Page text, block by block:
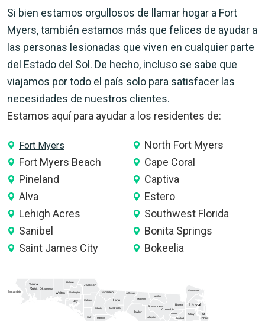
Si bien estamos orgullosos de llamar hogar a Fort
Myers, también estamos más que felices de ayudar a
las personas lesionadas que viven en cualquier parte
del Estado del Sol. De hecho, incluso se sabe que
viajamos por todo el país solo para satisfacer las
necesidades de nuestros clientes.
Estamos aquí para ayudar a los residentes de:
Fort Myers
North Fort Myers
Fort Myers Beach
Cape Coral
Pineland
Captiva
Alva
Estero
Lehigh Acres
Southwest Florida
Sanibel
Bonita Springs
Saint James City
Bokeelia
Baker
Bay
Bradford
Calhoun
Clay
Columbia
Duval
Escambia
Franklin
Gadsden
Gulf
Hamilton
Holmes
Jackson
Jefferson
Lafayette
Leon
Liberty
Madison
Nassau
Okaloosa
St.
Johns
Santa
Rosa
Suwannee
Taylor
Union
Wakulla
Walton Washington